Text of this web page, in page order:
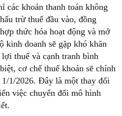
các khoản thanh toán không
trừ thuế đầu vào, đồng
thức hóa hoạt động và mở
kinh doanh sẽ gặp khó khăn
thuế và cạnh tranh bình
cơ chế thuế khoán sẽ chính
1/2026. Đây là một thay đổi
việc chuyển đổi mô hình